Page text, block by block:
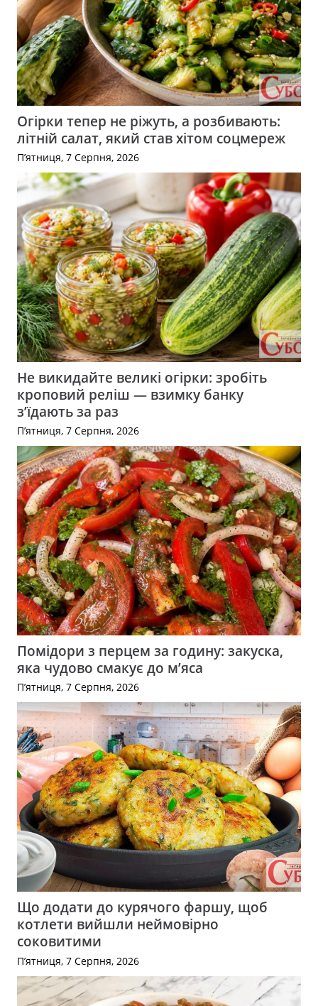
Огірки тепер не ріжуть, а розбивають:
літній салат, який став хітом соцмереж
П’ятниця, 7 Серпня, 2026
Не викидайте великі огірки: зробіть
кроповий реліш — взимку банку
з’їдають за раз
П’ятниця, 7 Серпня, 2026
Помідори з перцем за годину: закуска,
яка чудово смакує до м’яса
П’ятниця, 7 Серпня, 2026
Що додати до курячого фаршу, щоб
котлети вийшли неймовірно
соковитими
П’ятниця, 7 Серпня, 2026